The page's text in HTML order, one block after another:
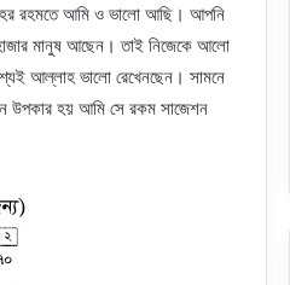
রহমতে আমি ও ভালো আছি। আপনি
মানুষ আছেন। তাই নিজেকে আলো
আল্লাহ ভালো রেখেনছেন। সামনে
উপকার হয় আমি সে রকম সাজেশন